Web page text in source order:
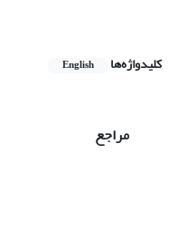
کلیدواژه‌ها English
مراجع